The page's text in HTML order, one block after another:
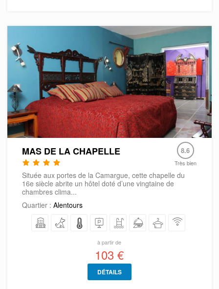
MAS DE LA CHAPELLE 8.6
Très bien
Située aux portes de la Camargue, cette chapelle du
16e siècle abrite un hôtel doté d’une vingtaine de
chambres clima...
Quartier : Alentours
à partir de
103 €
DÉTAILS